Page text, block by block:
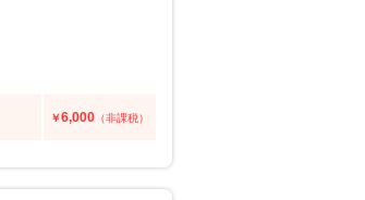
￥6,000 （非課税）